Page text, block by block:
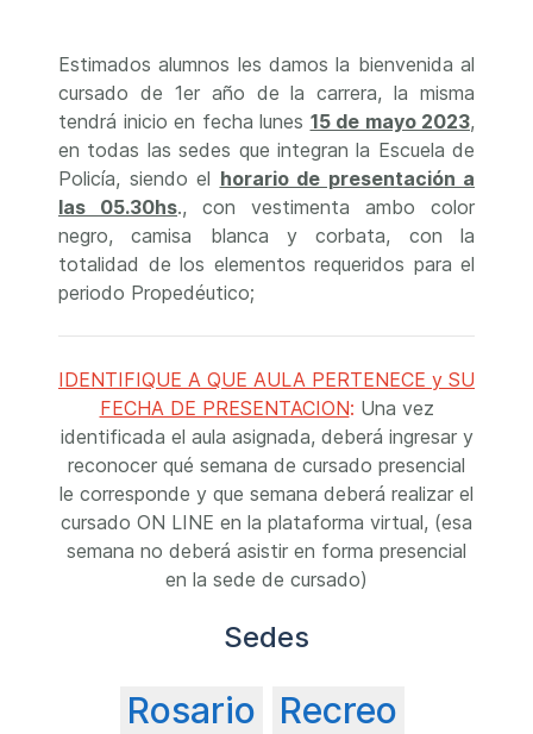
Estimados alumnos les damos la bienvenida al
cursado de 1er año de la carrera, la misma
tendrá inicio en fecha lunes 15 de mayo 2023,
en todas las sedes que integran la Escuela de
Policía, siendo el horario de presentación a
las 05.30hs., con vestimenta ambo color
negro, camisa blanca y corbata, con la
totalidad de los elementos requeridos para el
periodo Propedéutico;
IDENTIFIQUE A QUE AULA PERTENECE y SU
FECHA DE PRESENTACION: Una vez
identificada el aula asignada, deberá ingresar y
reconocer qué semana de cursado presencial
le corresponde y que semana deberá realizar el
cursado ON LINE en la plataforma virtual, (esa
semana no deberá asistir en forma presencial
en la sede de cursado)
Sedes
Rosario
Recreo